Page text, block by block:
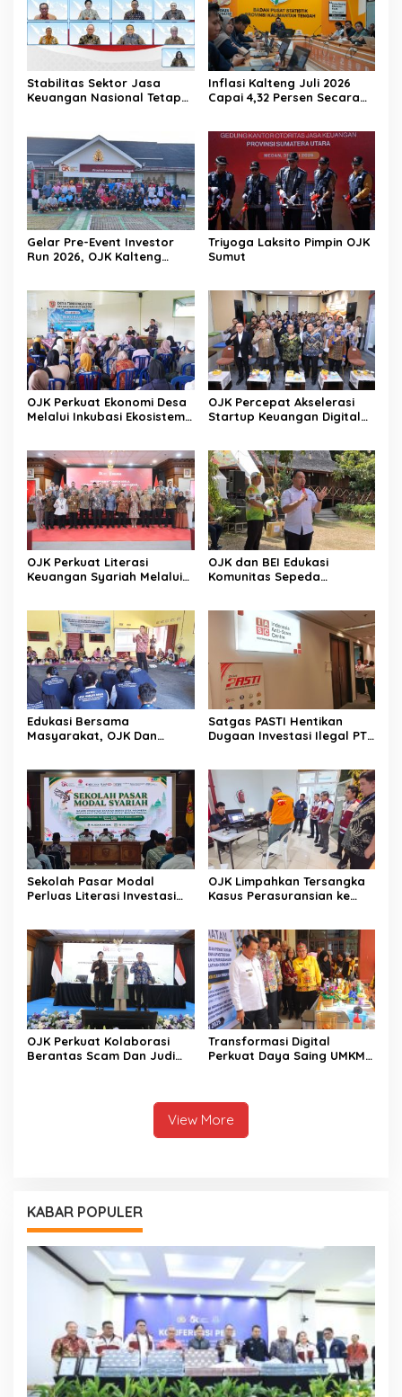
Stabilitas Sektor Jasa
Keuangan Nasional Tetap
Inflasi Kalteng Juli 2026
Capai 4,32 Persen Secara
Gelar Pre-Event Investor
Run 2026, OJK Kalteng
Triyoga Laksito Pimpin OJK
Sumut
OJK Perkuat Ekonomi Desa
Melalui Inkubasi Ekosistem
OJK Percepat Akselerasi
Startup Keuangan Digital
OJK Perkuat Literasi
Keuangan Syariah Melalui
OJK dan BEI Edukasi
Komunitas Sepeda
Edukasi Bersama
Masyarakat, OJK Dan
Satgas PASTI Hentikan
Dugaan Investasi Ilegal PT
Sekolah Pasar Modal
Perluas Literasi Investasi
OJK Limpahkan Tersangka
Kasus Perasuransian ke
OJK Perkuat Kolaborasi
Berantas Scam Dan Judi
Transformasi Digital
Perkuat Daya Saing UMKM
View More
KABAR POPULER